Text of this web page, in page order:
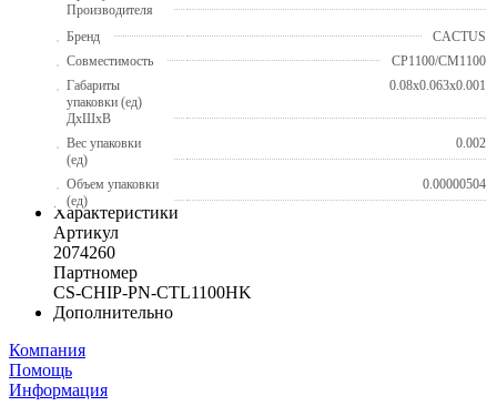
Производителя
Бренд
CACTUS
Совместимость
CP1100/CM1100
Габариты
упаковки (ед)
ДхШхВ
0.08x0.063x0.001
Вес упаковки
(ед)
0.002
Объем упаковки
(ед)
0.00000504
Характеристики
Артикул
2074260
Партномер
CS-CHIP-PN-CTL1100HK
Дополнительно
Компания
Помощь
Информация